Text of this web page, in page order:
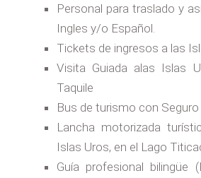
Personal para traslado y
Ingles y/o Español.
Tickets de ingresos a las
Visita Guiada alas Islas
Taquile
Bus de turismo con Seguro
Lancha motorizada
Islas Uros, en el Lago
Guía profesional bilingüe